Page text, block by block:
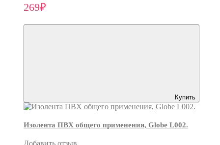
269₽
Купить
Изолента ПВХ общего применения, Globe L002.
Добавить отзыв